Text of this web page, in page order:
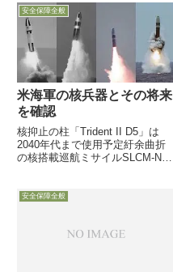
び、イスラム国を対象とした作戦
の中心とし多国籍軍の拠点となっ
ている様子を伝えています
安全保障全般
米海軍の核兵器とその将来
を確認
核抑止の柱「Trident II D5」は
2040年代まで使用予定紆余曲折
の核搭載巡航ミサイルSLCM-Nは
5月13日付Defense-Newsが、米
安全保障全般